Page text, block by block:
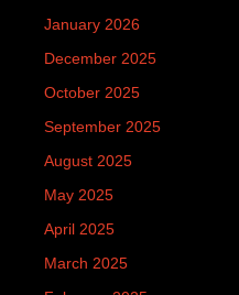
January 2026
December 2025
October 2025
September 2025
August 2025
May 2025
April 2025
March 2025